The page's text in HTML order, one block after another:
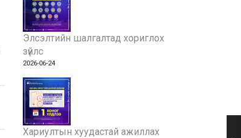
Элсэлтийн шалгалтад хориглох
зүйлс
2026-06-24
Хариултын хуудастай ажиллах